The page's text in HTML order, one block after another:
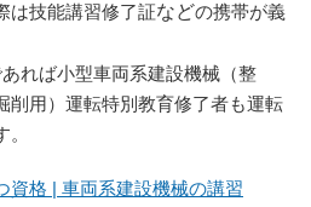
は技能講習修了証などの携帯が義
れば小型車両系建設機械（整
削用）運転特別教育修了者も運転
資格 | 車両系建設機械の講習